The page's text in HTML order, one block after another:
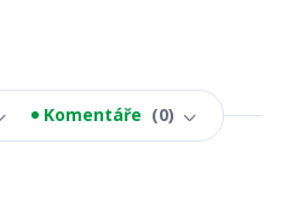
Komentáře 0